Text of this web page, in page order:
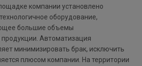
компании установлено
оборудование,
большие объемы
Автоматизация
минимизировать брак, исключить
плюсом компании. На территории